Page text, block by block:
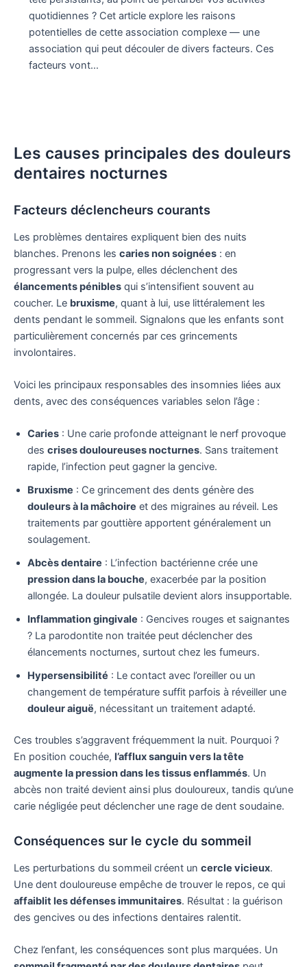
quotidiennes ? Cet article explore les raisons
potentielles de cette association complexe — une
association qui peut découler de divers facteurs. Ces
facteurs vont…
Les causes principales des douleurs
dentaires nocturnes
Facteurs déclencheurs courants
Les problèmes dentaires expliquent bien des nuits
blanches. Prenons les caries non soignées : en
progressant vers la pulpe, elles déclenchent des
élancements pénibles qui s’intensifient souvent au
coucher. Le bruxisme, quant à lui, use littéralement les
dents pendant le sommeil. Signalons que les enfants sont
particulièrement concernés par ces grincements
involontaires.
Voici les principaux responsables des insomnies liées aux
dents, avec des conséquences variables selon l’âge :
Caries : Une carie profonde atteignant le nerf provoque
des crises douloureuses nocturnes. Sans traitement
rapide, l’infection peut gagner la gencive.
Bruxisme : Ce grincement des dents génère des
douleurs à la mâchoire et des migraines au réveil. Les
traitements par gouttière apportent généralement un
soulagement.
Abcès dentaire : L’infection bactérienne crée une
pression dans la bouche, exacerbée par la position
allongée. La douleur pulsatile devient alors insupportable.
Inflammation gingivale : Gencives rouges et saignantes
? La parodontite non traitée peut déclencher des
élancements nocturnes, surtout chez les fumeurs.
Hypersensibilité : Le contact avec l’oreiller ou un
changement de température suffit parfois à réveiller une
douleur aiguë, nécessitant un traitement adapté.
Ces troubles s’aggravent fréquemment la nuit. Pourquoi ?
En position couchée, l’afflux sanguin vers la tête
augmente la pression dans les tissus enflammés. Un
abcès non traité devient ainsi plus douloureux, tandis qu’une
carie négligée peut déclencher une rage de dent soudaine.
Conséquences sur le cycle du sommeil
Les perturbations du sommeil créent un cercle vicieux.
Une dent douloureuse empêche de trouver le repos, ce qui
affaiblit les défenses immunitaires. Résultat : la guérison
des gencives ou des infections dentaires ralentit.
Chez l’enfant, les conséquences sont plus marquées. Un